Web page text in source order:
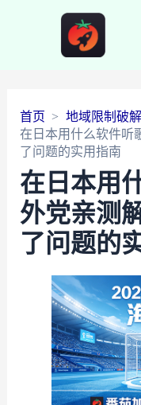
首页
地域限制破解
在日本用什么软件听
了问题的实用指南
在日本用
外党亲测
了问题的